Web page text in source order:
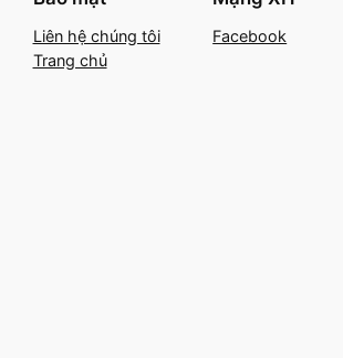
Liên hệ chúng tôi
Trang chủ
Facebook